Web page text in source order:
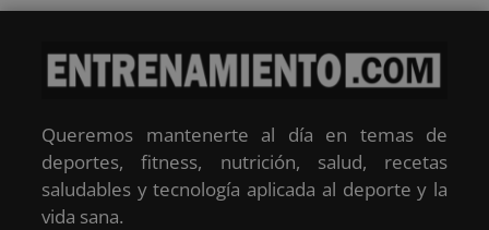
Queremos mantenerte al día en temas de
deportes, fitness, nutrición, salud, recetas
saludables y tecnología aplicada al deporte y la
vida sana.